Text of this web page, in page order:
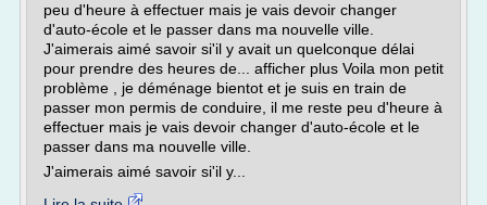
peu d'heure à effectuer mais je vais devoir changer
d'auto-école et le passer dans ma nouvelle ville.
J'aimerais aimé savoir si'il y avait un quelconque délai
pour prendre des heures de... afficher plus Voila mon petit
problème , je déménage bientot et je suis en train de
passer mon permis de conduire, il me reste peu d'heure à
effectuer mais je vais devoir changer d'auto-école et le
passer dans ma nouvelle ville.
J'aimerais aimé savoir si'il y...